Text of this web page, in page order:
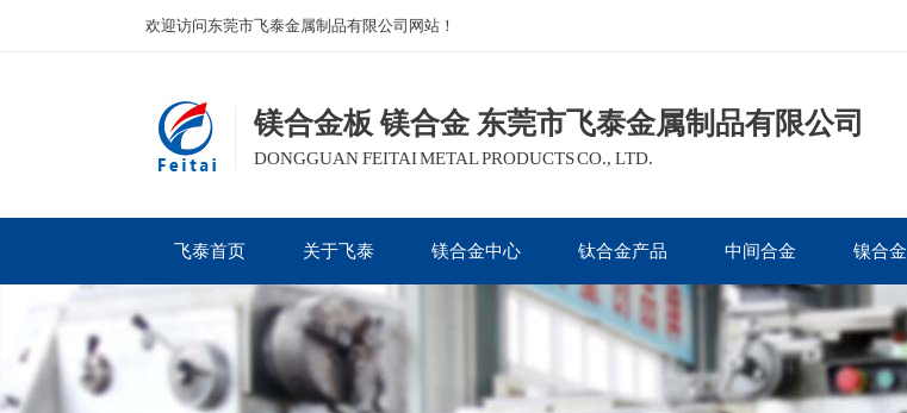
欢迎访问东莞市飞泰金属制品有限公司网站！
镁合金板 镁合金 东莞市飞泰金属制品有限公司
DONGGUAN FEITAI METAL PRODUCTS CO., LTD.
飞泰首页 关于飞泰 镁合金中心 钛合金产品 中间合金 镍合金